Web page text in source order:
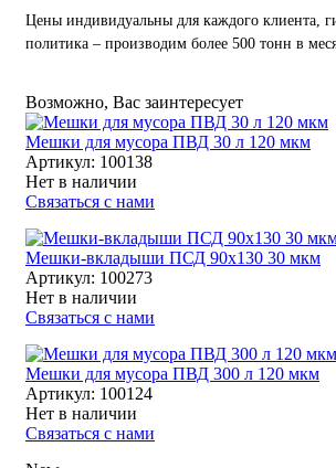
Цены индивидуальны для каждого клиента,
политика – производим более 500 тонн в
Возможно, Вас заинтересует
Мешки для мусора ПВД 30 л 120 мкм
Артикул: 100138
Нет в наличии
Связаться с нами
Мешки-вкладыши ПСД 90x130 30 мкм
Артикул: 100273
Нет в наличии
Связаться с нами
Мешки для мусора ПВД 300 л 120 мкм
Артикул: 100124
Нет в наличии
Связаться с нами